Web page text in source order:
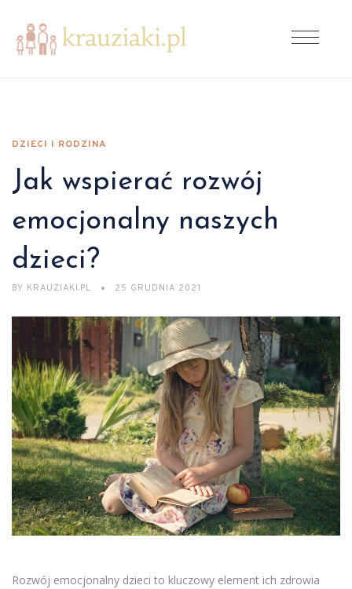
DZIECI I RODZINA
Jak wspierać rozwój
emocjonalny naszych
dzieci?
BY KRAUZIAKI.PL 25 GRUDNIA 2021
Rozwój emocjonalny dzieci to kluczowy element ich zdrowia